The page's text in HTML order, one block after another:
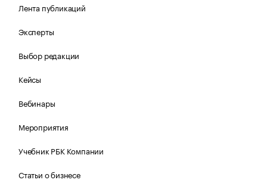
Лента публикаций
Эксперты
Выбор редакции
Кейсы
Вебинары
Мероприятия
Учебник РБК Компании
Статьи о бизнесе